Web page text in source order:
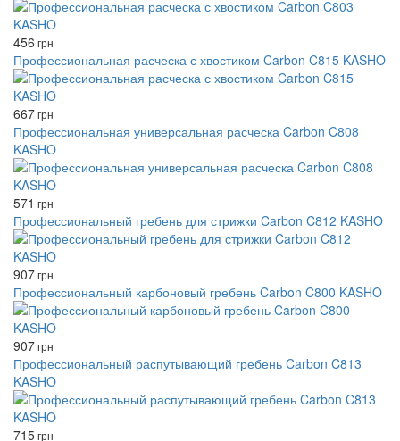
456 грн
Профессиональная расческа с хвостиком Carbon C815 KASHO
667грн
Профессиональная универсальная расческа Carbon C808
KASHO
571 грн
Профессиональный гребень для стрижки Carbon C812 KASHO
907грн
Профессиональный карбоновый гребень Carbon C800 KASHO
907грн
Профессиональный распутывающий гребень Carbon C813
KASHO
715грн